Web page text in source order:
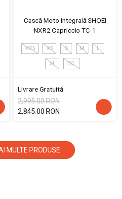
Cască Moto Integrală SHOEI
NXR2 Capriccio TC-1
XXS XS S M L
XL 2XL
Livrare Gratuită
2,995.00 RON
2,845.00 RON
MULTE PRODUSE